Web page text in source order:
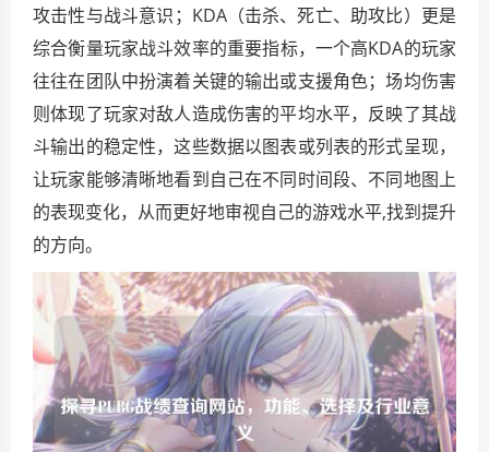
攻击性与战斗意识；KDA（击杀、死亡、助攻比）更是
综合衡量玩家战斗效率的重要指标，一个高KDA的玩家
往往在团队中扮演着关键的输出或支援角色；场均伤害
则体现了玩家对敌人造成伤害的平均水平，反映了其战
斗输出的稳定性，这些数据以图表或列表的形式呈现，
让玩家能够清晰地看到自己在不同时间段、不同地图上
的表现变化，从而更好地审视自己的游戏水平,找到提升
的方向。